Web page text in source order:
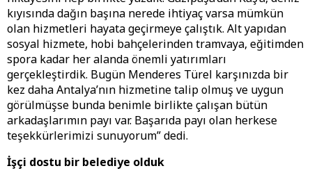
kıyısında dağın başına nerede ihtiyaç varsa mümkün
olan hizmetleri hayata geçirmeye çalıştık. Alt yapıdan
sosyal hizmete, hobi bahçelerinden tramvaya, eğitimden
spora kadar her alanda önemli yatırımları
gerçekleştirdik. Bugün Menderes Türel karşınızda bir
kez daha Antalya’nın hizmetine talip olmuş ve uygun
görülmüşse bunda benimle birlikte çalışan bütün
arkadaşlarımın payı var. Başarıda payı olan herkese
teşekkürlerimizi sunuyorum” dedi.
İşçi dostu bir belediye olduk